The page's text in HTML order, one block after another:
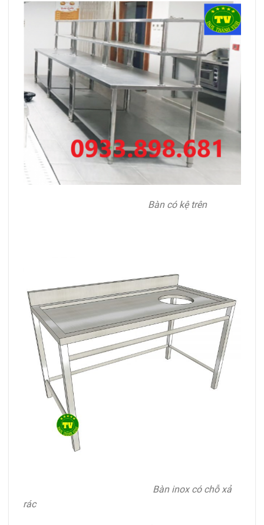
Bàn có kệ trên
Bàn inox có chỗ xả
rác